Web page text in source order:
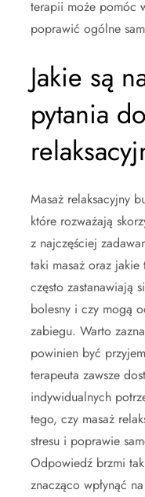
terapii może pomóc
poprawić ogólne
Jakie są
pytania
Masaż relaksacyjny
które rozważają
z najczęściej
taki masaż oraz
często zastanawiają
bolesny i czy mogą
zabiegu. Warto
powinien być
terapeuta zawsze
indywidualnych
tego, czy masaż
stresu i poprawie
Odpowiedź brzmi
znacząco wpłynąć